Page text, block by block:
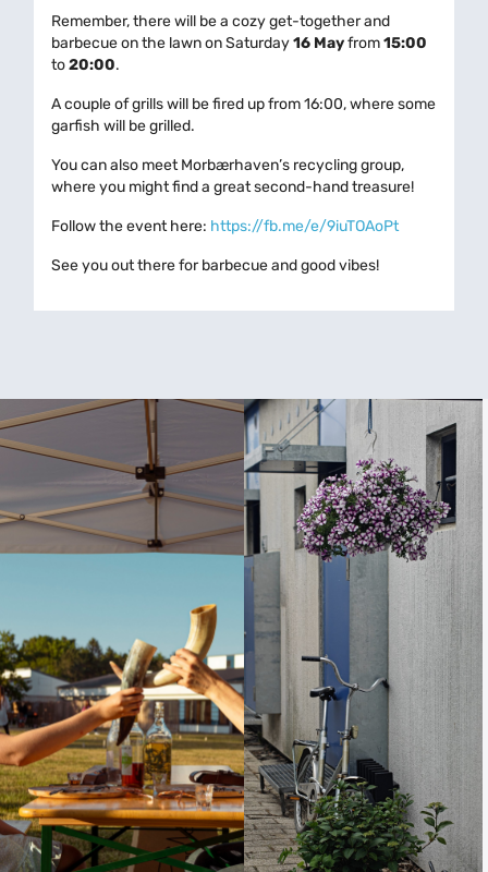
Remember, there will be a cozy get-together and
barbecue on the lawn on Saturday16 Mayfrom15:00
to20:00.
A couple of grills will be fired up from 16:00, where some
garfish will be grilled.
You can also meet Morbærhaven’s recycling group,
where you might find a great second-hand treasure!
Follow the event here: https://fb.me/e/9iuTOAoPt
See you out there for barbecue and good vibes!